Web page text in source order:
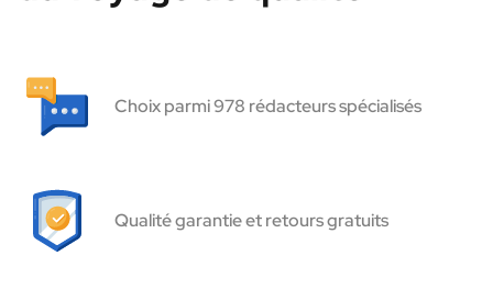
Choix parmi 978 rédacteurs spécialisés
Qualité garantie et retours gratuits